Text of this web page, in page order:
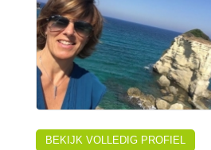
BEKIJK VOLLEDIG PROFIEL